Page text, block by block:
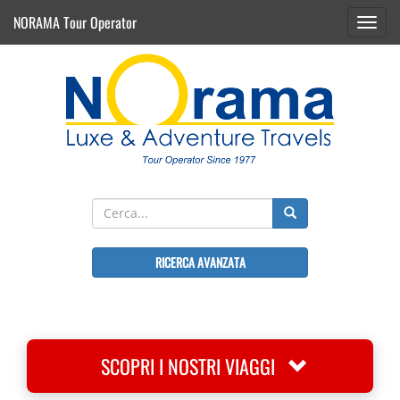
NORAMA Tour Operator
RICERCA AVANZATA
SCOPRI I NOSTRI VIAGGI